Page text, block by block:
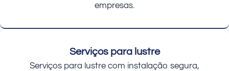
empresas.
Serviços para lustre
Serviços para lustre com instalação segura,